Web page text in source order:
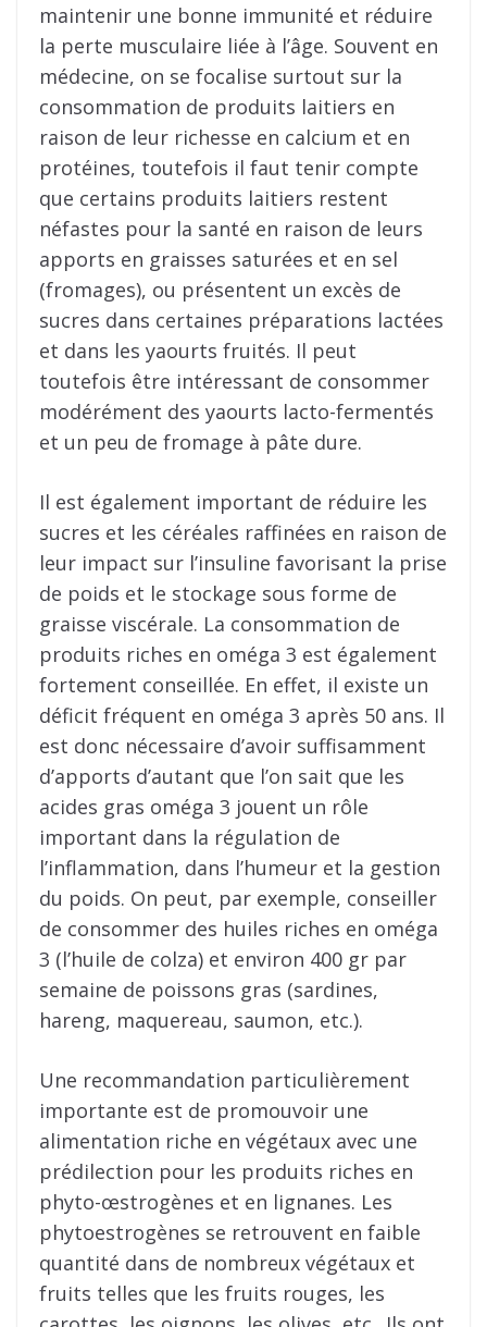
maintenir une bonne immunité et réduire
la perte musculaire liée à l’âge. Souvent en
médecine, on se focalise surtout sur la
consommation de produits laitiers en
raison de leur richesse en calcium et en
protéines, toutefois il faut tenir compte
que certains produits laitiers restent
néfastes pour la santé en raison de leurs
apports en graisses saturées et en sel
(fromages), ou présentent un excès de
sucres dans certaines préparations lactées
et dans les yaourts fruités. Il peut
toutefois être intéressant de consommer
modérément des yaourts lacto-fermentés
et un peu de fromage à pâte dure.
Il est également important de réduire les
sucres et les céréales raffinées en raison de
leur impact sur l’insuline favorisant la prise
de poids et le stockage sous forme de
graisse viscérale. La consommation de
produits riches en oméga 3 est également
fortement conseillée. En effet, il existe un
déficit fréquent en oméga 3 après 50 ans. Il
est donc nécessaire d’avoir suffisamment
d’apports d’autant que l’on sait que les
acides gras oméga 3 jouent un rôle
important dans la régulation de
l’inflammation, dans l’humeur et la gestion
du poids. On peut, par exemple, conseiller
de consommer des huiles riches en oméga
3 (l’huile de colza) et environ 400 gr par
semaine de poissons gras (sardines,
hareng, maquereau, saumon, etc.).
Une recommandation particulièrement
importante est de promouvoir une
alimentation riche en végétaux avec une
prédilection pour les produits riches en
phyto-œstrogènes et en lignanes. Les
phytoestrogènes se retrouvent en faible
quantité dans de nombreux végétaux et
fruits telles que les fruits rouges, les